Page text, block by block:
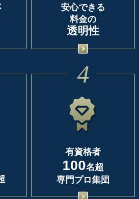
安心できる
料金の
透明性
4
有資格者
100名超
専門プロ集団